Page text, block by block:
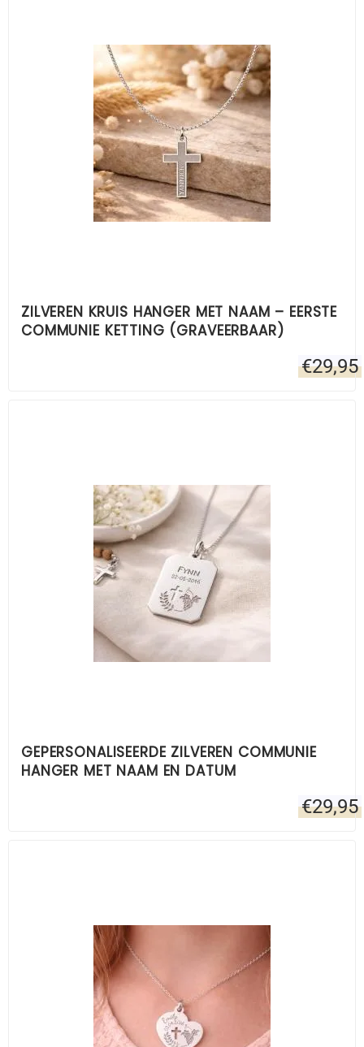
ZILVEREN KRUIS HANGER MET NAAM – EERSTE
COMMUNIE KETTING (GRAVEERBAAR)
€29,95
GEPERSONALISEERDE ZILVEREN COMMUNIE
HANGER MET NAAM EN DATUM
€29,95